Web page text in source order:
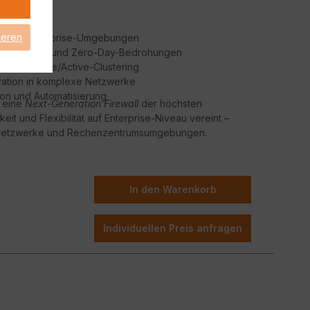
für Enterprise-Umgebungen
und Zero-Day-Bedrohungen
und Active/Active-Clustering
in komplexe Netzwerke
und Automatisierung
eineNext-Generation Firewall der höchsten
und Flexibilität auf Enterprise-Niveau vereint –
und Rechenzentrumsumgebungen.
In den Warenkorb
Individuellen Preis anfragen